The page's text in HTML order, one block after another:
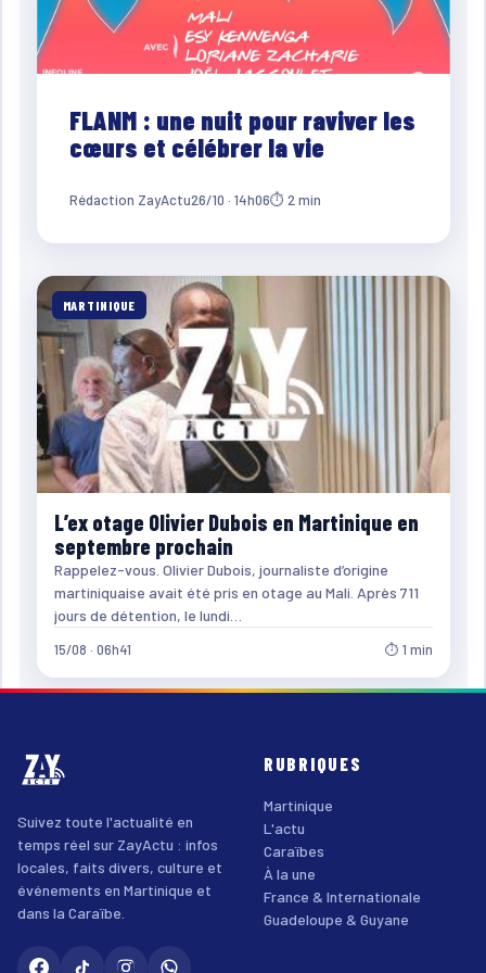
FLANM : une nuit pour raviver les
cœurs et célébrer la vie
Rédaction ZayActu26/10 · 14h06⏱ 2 min
MARTINIQUE
L’ex otage Olivier Dubois en Martinique en
septembre prochain
Rappelez-vous. Olivier Dubois, journaliste d’origine
martiniquaise avait été pris en otage au Mali. Après 711
jours de détention, le lundi…
15/08 · 06h41 ⏱ 1 min
Suivez toute l'actualité en
temps réel sur ZayActu : infos
locales, faits divers, culture et
événements en Martinique et
dans la Caraïbe.
RUBRIQUES
Martinique
L'actu
Caraïbes
À la une
France & Internationale
Guadeloupe & Guyane